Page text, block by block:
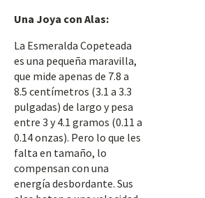
Una Joya con Alas:
La Esmeralda Copeteada
es una pequeña maravilla,
que mide apenas de 7.8 a
8.5 centímetros (3.1 a 3.3
pulgadas) de largo y pesa
entre 3 y 4.1 gramos (0.11 a
0.14 onzas). Pero lo que les
falta en tamaño, lo
compensan con una
energía desbordante. Sus